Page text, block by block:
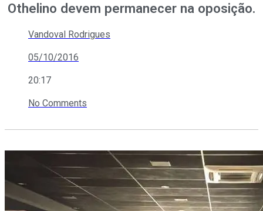
Othelino devem permanecer na oposição.
Vandoval Rodrigues
05/10/2016
20:17
No Comments